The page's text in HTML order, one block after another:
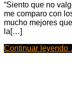
“Siento que no
me comparo con
mucho mejores
la[…]
Continuar leyendo